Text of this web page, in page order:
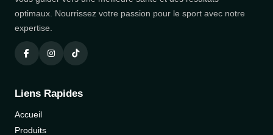
optimaux. Nourrissez votre passion pour le sport avec notre
expertise.
Liens Rapides
Accueil
Produits